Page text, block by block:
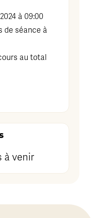
à 09:00
de séance à
au total
à venir